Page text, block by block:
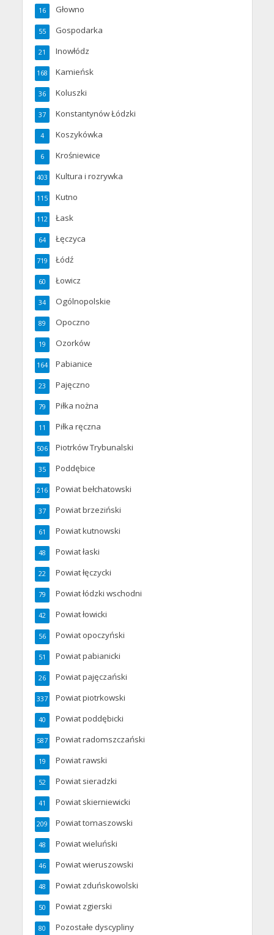
Głowno
16
Gospodarka
55
Inowłódz
21
Kamieńsk
168
Koluszki
36
Konstantynów Łódzki
37
Koszykówka
4
Krośniewice
6
Kultura i rozrywka
403
Kutno
115
Łask
112
Łęczyca
64
Łódź
719
Łowicz
60
Ogólnopolskie
34
Opoczno
89
Ozorków
19
Pabianice
164
Pajęczno
23
Piłka nożna
79
Piłka ręczna
11
Piotrków Trybunalski
506
Poddębice
35
Powiat bełchatowski
216
Powiat brzeziński
37
Powiat kutnowski
61
Powiat łaski
48
Powiat łęczycki
22
Powiat łódzki wschodni
79
Powiat łowicki
42
Powiat opoczyński
56
Powiat pabianicki
51
Powiat pajęczański
26
Powiat piotrkowski
337
Powiat poddębicki
40
Powiat radomszczański
587
Powiat rawski
19
Powiat sieradzki
52
Powiat skierniewicki
41
Powiat tomaszowski
209
Powiat wieluński
48
Powiat wieruszowski
46
Powiat zduńskowolski
48
Powiat zgierski
50
Pozostałe dyscypliny
80